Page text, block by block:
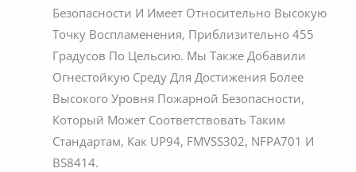
Безопасности И Имеет Относительно Высокую
Точку Воспламенения, Приблизительно 455
Градусов По Цельсию. Мы Также Добавили
Огнестойкую Среду Для Достижения Более
Высокого Уровня Пожарной Безопасности,
Который Может Соответствовать Таким
Стандартам, Как UP94, FMVSS302, NFPA701 И
BS8414.